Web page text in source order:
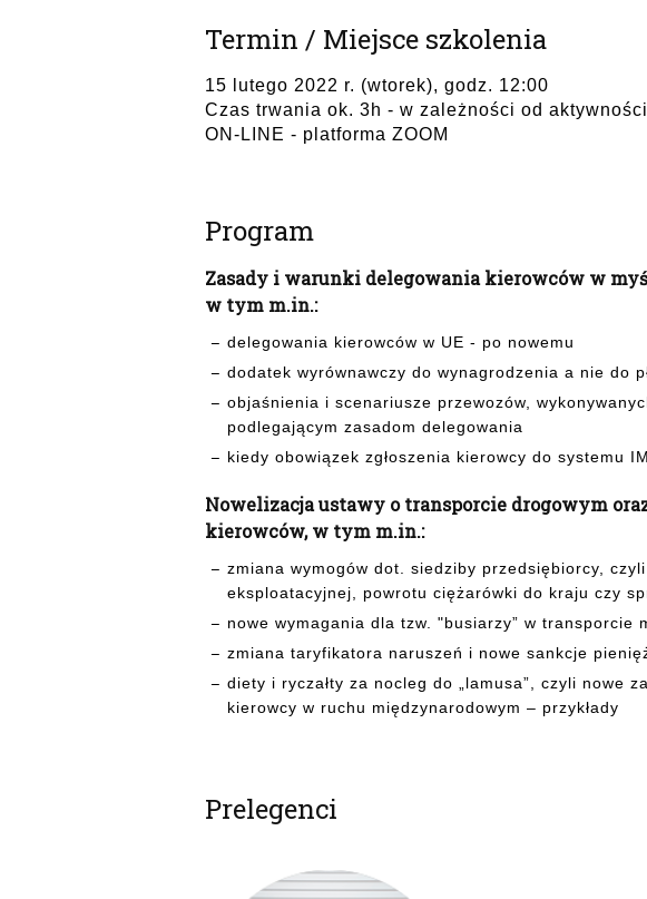
Termin / Miejsce szkolenia
15 lutego 2022 r. (wtorek), godz. 12:00
Czas trwania ok. 3h - w zależności od
ON-LINE - platforma ZOOM
Program
Zasady i warunki delegowania kierowców w
w tym m.in.:
delegowania kierowców w UE - po nowemu
dodatek wyrównawczy do wynagrodzenia a nie do
objaśnienia i scenariusze przewozów,
podlegającym zasadom delegowania
kiedy obowiązek zgłoszenia kierowcy do systemu
Nowelizacja ustawy o transporcie drogowym
kierowców, w tym m.in.:
zmiana wymogów dot. siedziby przedsiębiorcy,
eksploatacyjnej, powrotu ciężarówki do kraju czy
nowe wymagania dla tzw. "busiarzy” w transporcie
zmiana taryfikatora naruszeń i nowe sankcje
diety i ryczałty za nocleg do „lamusa”, czyli nowe
kierowcy w ruchu międzynarodowym – przykłady
Prelegenci